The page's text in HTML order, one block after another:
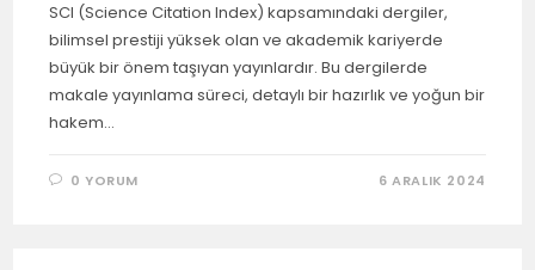
SCI (Science Citation Index) kapsamındaki dergiler,
bilimsel prestiji yüksek olan ve akademik kariyerde
büyük bir önem taşıyan yayınlardır. Bu dergilerde
makale yayınlama süreci, detaylı bir hazırlık ve yoğun bir
hakem…
0 YORUM 6 ARALIK 2024